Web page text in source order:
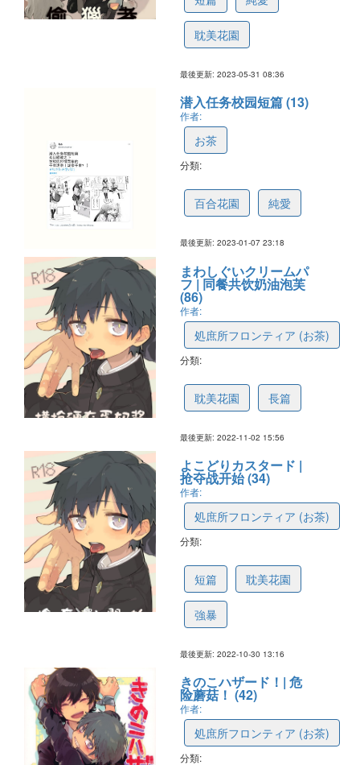
耽美花園
最後更新: 2023-05-31 08:36
潜入任务校园短篇 (13)
作者:
お茶
分類:
百合花園 純愛
最後更新: 2023-01-07 23:18
まわしぐいクリームパ
フ | 同餐共饮奶油泡芙
(86)
作者:
処庶所フロンティア (お茶)
分類:
耽美花園 長篇
最後更新: 2022-11-02 15:56
よこどりカスタード |
抢夺战开始 (34)
作者:
処庶所フロンティア (お茶)
分類:
短篇 耽美花園
強暴
最後更新: 2022-10-30 13:16
きのこハザード！| 危
险蘑菇！ (42)
作者:
処庶所フロンティア (お茶)
分類: